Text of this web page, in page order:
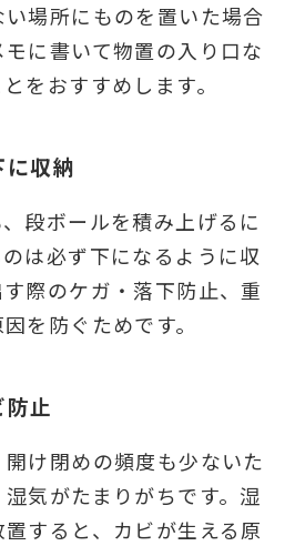
場所にものを置いた場合
に書いて物置の入り口な
をおすすめします。
収納
段ボールを積み上げるに
は必ず下になるように収
際のケガ・落下防止、重
を防ぐためです。
止
け閉めの頻度も少ないた
気がたまりがちです。湿
すると、カビが生える原